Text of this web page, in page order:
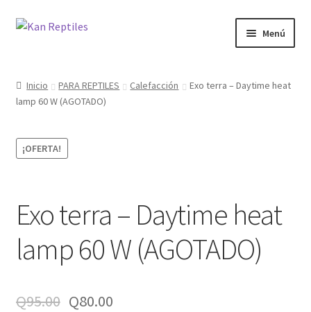
Ir
Ir
Menú
Tienda
Blog
Inicio PARA REPTILES Calefacción
Exo terra – Daytime heat
lamp 60 W (AGOTADO)
¡OFERTA!
Exo terra – Daytime heat
lamp 60 W (AGOTADO)
Q95.00 Q80.00